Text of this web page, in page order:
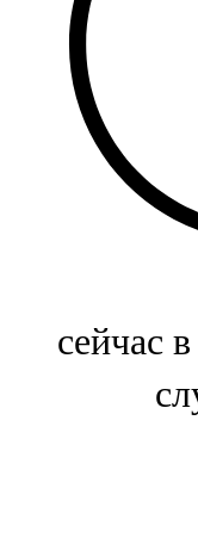
104,9 FM
Баулы
107,5 FM
Биләр
Болгар
сейчас